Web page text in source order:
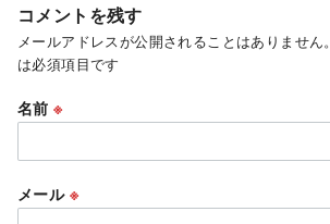
コメントを残す
メールアドレスが公開されることはありません。
は必須項目です
名前※
メール ※